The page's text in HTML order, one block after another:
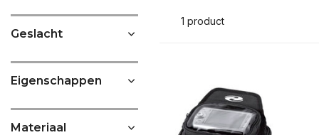
Geslacht
Eigenschappen
Materiaal
1 product